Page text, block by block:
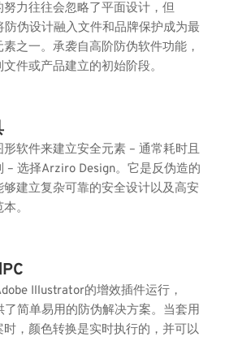
力往往会忽略了平面设计，但
伪设计融入文件和品牌保护成为最
之一。承袭自高阶防伪软件功能，
件或产品建立的初始阶段。
软件来建立安全元素 – 通常耗时且
– 选择Arziro Design。它是反伪造的
建立复杂可靠的安全设计以及高安
。
Illustrator的增效插件运行，
简单易用的防伪解决方案。当套用
，颜色转换是实时执行的，并可以